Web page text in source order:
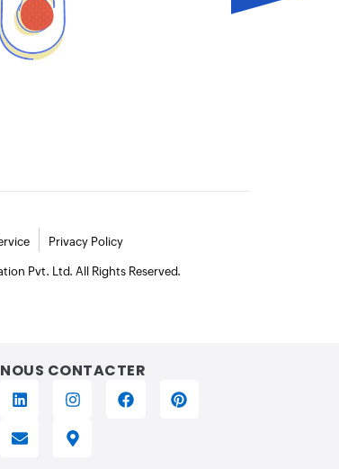
NOUS CONTACTER